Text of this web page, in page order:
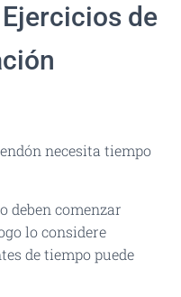
de
necesita tiempo
deben comenzar
lo considere
de tiempo puede